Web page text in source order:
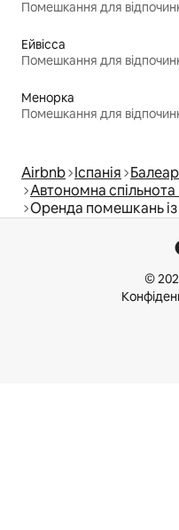
Помешкання для
Ейвісса
Помешкання для
Менорка
Помешкання для
Airbnb Іспанія
Автономна
Оренда помешкань
©